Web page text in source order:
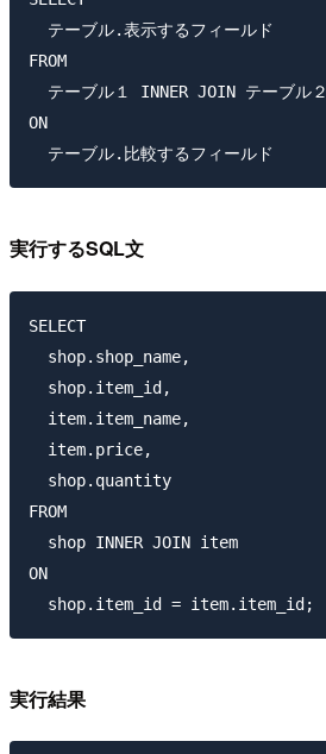
  テーブル.表示するフィールド
FROM
  テーブル１ INNER JOIN テーブル２
ON
実行するSQL文
SELECT
  shop.shop_name,
  shop.item_id,
  item.item_name,
  item.price,
  shop.quantity
FROM
  shop INNER JOIN item
ON
実行結果